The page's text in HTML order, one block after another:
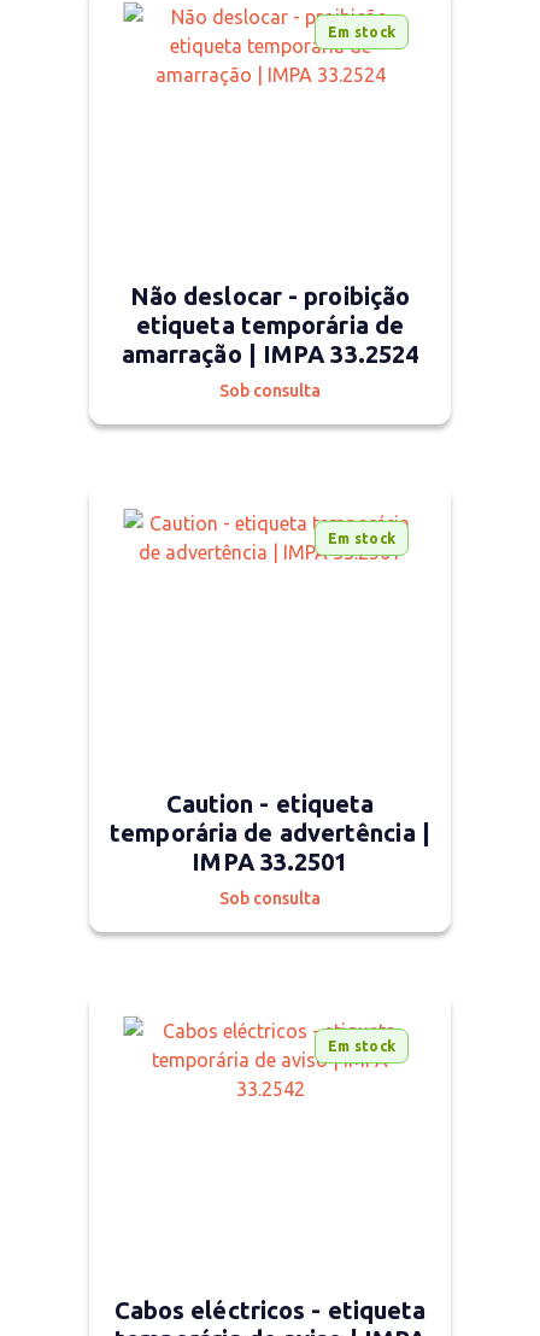
Em stock
Não deslocar - proibição
etiqueta temporária de
amarração | IMPA 33.2524
Sob consulta
Em stock
Caution - etiqueta
temporária de advertência |
IMPA 33.2501
Sob consulta
Em stock
Cabos eléctricos - etiqueta